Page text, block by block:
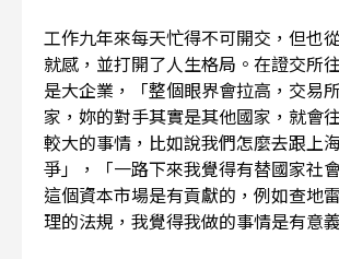
工作九年來每天忙得不可開交，但也
就感，並打開了人生格局。在證交所
是大企業，「整個眼界會拉高，交易
家，妳的對手其實是其他國家，就會
較大的事情，比如說我們怎麼去跟上
爭」，「一路下來我覺得有替國家社
這個資本市場是有貢獻的，例如查地
理的法規，我覺得我做的事情是有意義